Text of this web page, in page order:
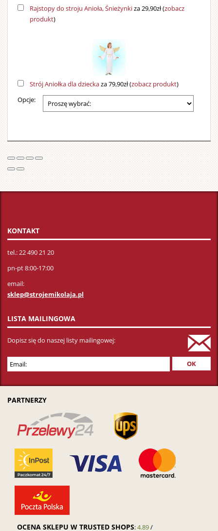
Rajstopy do stroju Anioła, Śnieżynkiza 29,90zł(zobacz
produkt)
Strój Aniołka dla dzieckaza 79,90zł(zobacz produkt)
Opcje:
KONTAKT
tel.: 22 490 21 20
pn-pt 8:00-17:00
email:
sklep@strojemikolaja.pl
LISTA MAILINGOWA
Dopisz się do naszej listy mailingowej:
PARTNERZY
OCENA SKLEPU W TRUSTED SHOPS:4.89/